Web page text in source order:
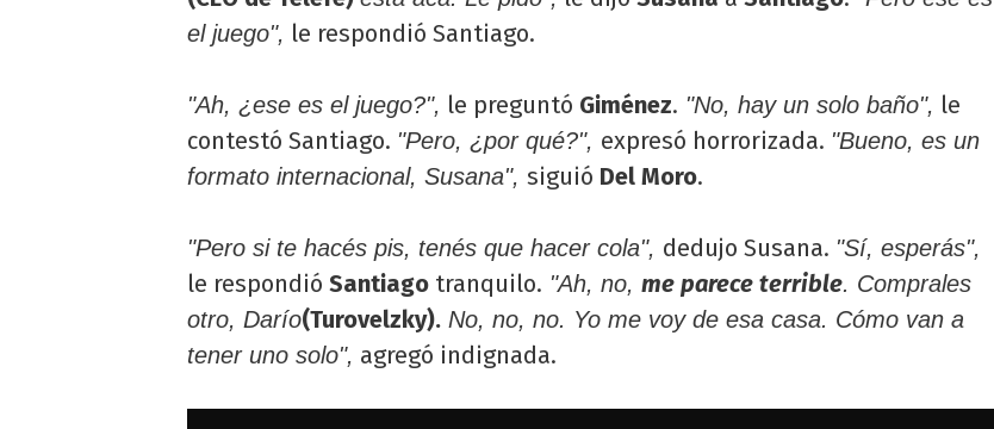
el juego", le respondió Santiago.
"Ah, ¿ese es el juego?", le preguntó Giménez. "No, hay un solo baño", le
contestó Santiago. "Pero, ¿por qué?", expresó horrorizada. "Bueno, es un
formato internacional, Susana", siguió Del Moro.
"Pero si te hacés pis, tenés que hacer cola", dedujo Susana. "Sí, esperás",
le respondió Santiago tranquilo. "Ah, no, me parece terrible. Comprales
otro, Darío(Turovelzky). No, no, no. Yo me voy de esa casa. Cómo van a
tener uno solo", agregó indignada.